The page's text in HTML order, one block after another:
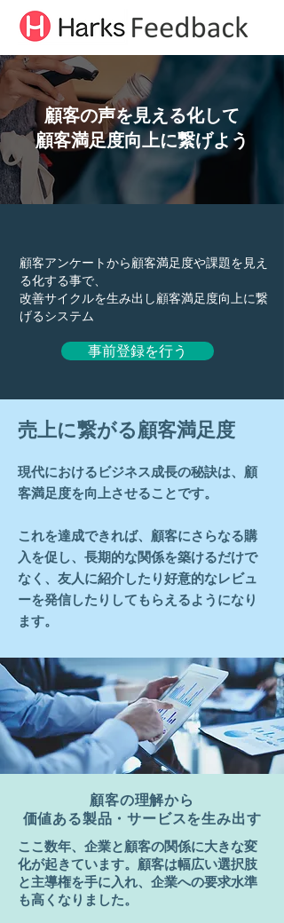
顧客アンケートから顧客満足度や課題を見え
る化する事で、
改善サイクルを生み出し顧客満足度向上に繋
げるシステム
事前登録を行う
顧客の声を見える化して
顧客満足度向上に繋げよう
売上に繋がる顧客満足度
​現代におけるビジネス成長の秘訣は、顧
客満足度を向上させることです。
これを達成できれば、顧客にさらなる購
入を促し、長期的な関係を築けるだけで
なく、友人に紹介したり好意的なレビュ
ーを発信したりしてもらえるようになり
ます。
顧客の理解から
価値ある製品・サービスを生み出す
ここ数年、企業と顧客の関係に大きな変
化が起きています。顧客は幅広い選択肢
と主導権を手に入れ、企業への要求水準
も高くなりました。